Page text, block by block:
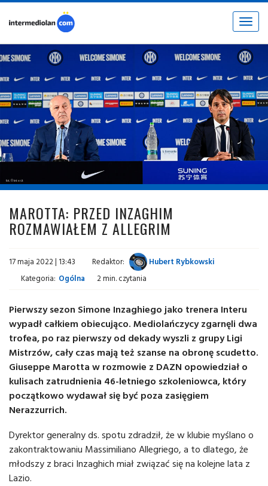
Toggle
fot. © inter.it
MAROTTA: PRZED INZAGHIM
ROZMAWIAŁEM Z ALLEGRIM
17 maja 2022 | 13:43 Redaktor:
Hubert Rybkowski
Kategoria: Ogólna 2 min. czytania
Pierwszy sezon Simone Inzaghiego jako trenera Interu
wypadł całkiem obiecująco. Mediolańczycy zgarnęli dwa
trofea, po raz pierwszy od dekady wyszli z grupy Ligi
Mistrzów, cały czas mają też szanse na obronę scudetto.
Giuseppe Marotta w rozmowie z DAZN opowiedział o
kulisach zatrudnienia 46-letniego szkoleniowca, który
początkowo wydawał się być poza zasięgiem
Nerazzurrich.
Dyrektor generalny ds. spotu zdradził, że w klubie myślano o
zakontraktowaniu Massimiliano Allegriego, a to dlatego, że
młodszy z braci Inzaghich miał związać się na kolejne lata z
Lazio.